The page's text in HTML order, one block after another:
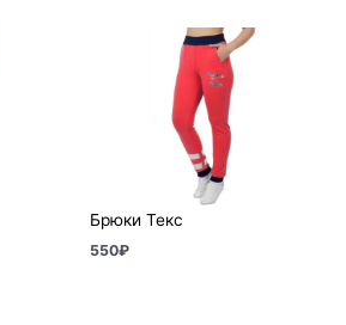
Брюки Текс
550₽